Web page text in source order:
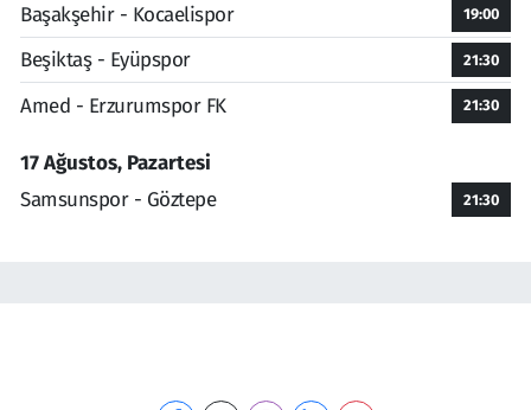
Başakşehir - Kocaelispor
19:00
Beşiktaş - Eyüpspor 21:30
Amed - Erzurumspor FK 21:30
17 Ağustos, Pazartesi
Samsunspor - Göztepe
21:30